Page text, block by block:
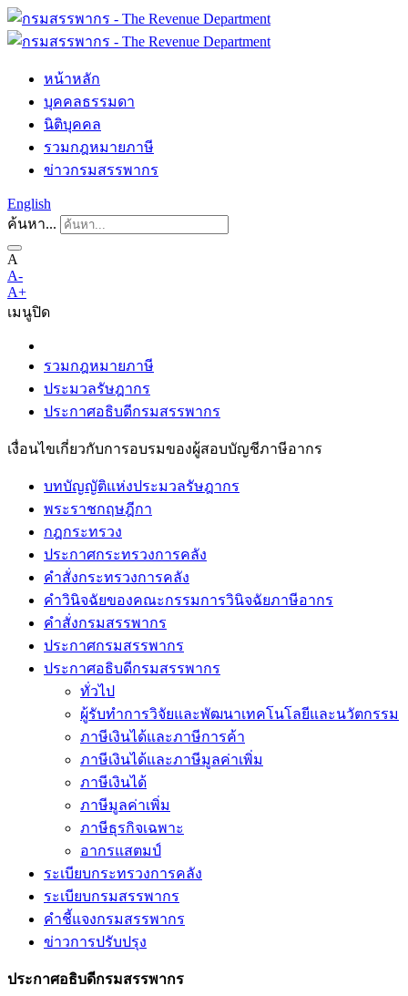
หน้าหลัก
บุคคลธรรมดา
นิติบุคคล
รวมกฎหมายภาษี
ข่าวกรมสรรพากร
English
ค้นหา...
A
A-
A+
เมนูปิด
รวมกฎหมายภาษี
ประมวลรัษฎากร
ประกาศอธิบดีกรมสรรพากร
เงื่อนไขเกี่ยวกับการอบรมของผู้สอบบัญชีภาษีอากร
บทบัญญัติแห่งประมวลรัษฎากร
พระราชกฤษฎีกา
กฎกระทรวง
ประกาศกระทรวงการคลัง
คำสั่งกระทรวงการคลัง
คำวินิจฉัยของคณะกรรมการวินิจฉัยภาษีอากร
คำสั่งกรมสรรพากร
ประกาศกรมสรรพากร
ประกาศอธิบดีกรมสรรพากร
ทั่วไป
ผู้รับทำการวิจัยและพัฒนาเทคโนโลยีและนวัตกรรม
ภาษีเงินได้และภาษีการค้า
ภาษีเงินได้และภาษีมูลค่าเพิ่ม
ภาษีเงินได้
ภาษีมูลค่าเพิ่ม
ภาษีธุรกิจเฉพาะ
อากรแสตมป์
ระเบียบกระทรวงการคลัง
ระเบียบกรมสรรพากร
คำชี้แจงกรมสรรพากร
ข่าวการปรับปรุง
ประกาศอธิบดีกรมสรรพากร